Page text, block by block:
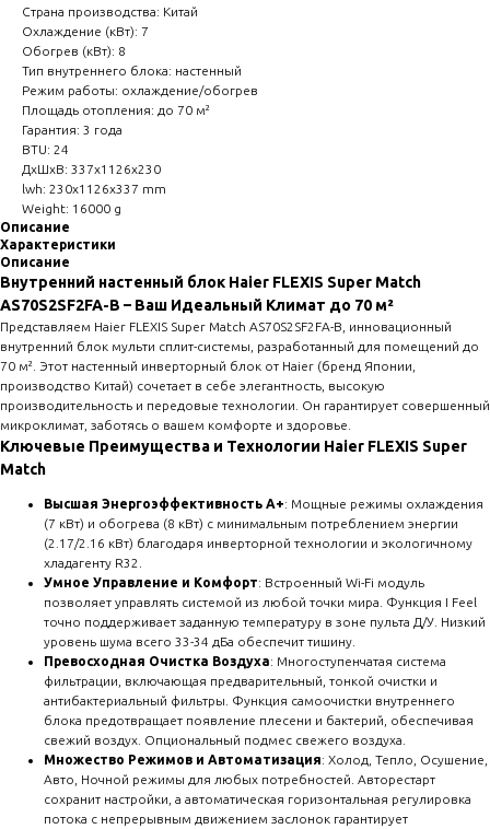
Страна производства: Китай
Охлаждение (кВт): 7
Обогрев (кВт): 8
Тип внутреннего блока: настенный
Режим работы: охлаждение/обогрев
Площадь отопления: до 70 м²
Гарантия: 3 года
BTU: 24
ДxШxВ: 337x1126x230
lwh: 230x1126x337 mm
Weight: 16000 g
Описание
Характеристики
Описание
Внутренний настенный блок Haier FLEXIS Super Match
AS70S2SF2FA-B – Ваш Идеальный Климат до 70 м²
Представляем Haier FLEXIS Super Match AS70S2SF2FA-B, инновационный
внутренний блок мульти сплит-системы, разработанный для помещений до
70 м². Этот настенный инверторный блок от Haier (бренд Японии,
производство Китай) сочетает в себе элегантность, высокую
производительность и передовые технологии. Он гарантирует совершенный
микроклимат, заботясь о вашем комфорте и здоровье.
Ключевые Преимущества и Технологии Haier FLEXIS Super
Match
Высшая Энергоэффективность A+: Мощные режимы охлаждения
(7 кВт) и обогрева (8 кВт) с минимальным потреблением энергии
(2.17/2.16 кВт) благодаря инверторной технологии и экологичному
хладагенту R32.
Умное Управление и Комфорт: Встроенный Wi-Fi модуль
позволяет управлять системой из любой точки мира. Функция I Feel
точно поддерживает заданную температуру в зоне пульта Д/У. Низкий
уровень шума всего 33-34 дБа обеспечит тишину.
Превосходная Очистка Воздуха: Многоступенчатая система
фильтрации, включающая предварительный, тонкой очистки и
антибактериальный фильтры. Функция самоочистки внутреннего
блока предотвращает появление плесени и бактерий, обеспечивая
свежий воздух. Опциональный подмес свежего воздуха.
Множество Режимов и Автоматизация: Холод, Тепло, Осушение,
Авто, Ночной режимы для любых потребностей. Авторестарт
сохранит настройки, а автоматическая горизонтальная регулировка
потока с непрерывным движением заслонок гарантирует